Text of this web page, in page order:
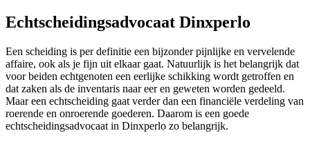
Echtscheidingsadvocaat Dinxperlo
Een scheiding is per definitie een bijzonder pijnlijke en vervelende
affaire, ook als je fijn uit elkaar gaat. Natuurlijk is het belangrijk dat
voor beiden echtgenoten een eerlijke schikking wordt getroffen en
dat zaken als de inventaris naar eer en geweten worden gedeeld.
Maar een echtscheiding gaat verder dan een financiële verdeling van
roerende en onroerende goederen. Daarom is een goede
echtscheidingsadvocaat in Dinxperlo zo belangrijk.